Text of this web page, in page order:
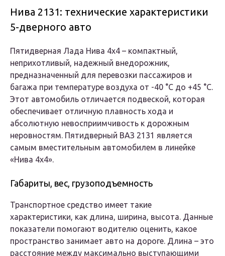
Нива 2131: технические характеристики
5-дверного авто
Пятидверная Лада Нива 4х4 – компактный,
неприхотливый, надежный внедорожник,
предназначенный для перевозки пассажиров и
багажа при температуре воздуха от -40 °С до +45 °С.
Этот автомобиль отличается подвеской, которая
обеспечивает отличную плавность хода и
абсолютную невосприимчивость к дорожным
неровностям. Пятидверный ВАЗ 2131 является
самым вместительным автомобилем в линейке
«Нива 4х4».
Габариты, вес, грузоподъемность
Транспортное средство имеет такие
характеристики, как длина, ширина, высота. Данные
показатели помогают водителю оценить, какое
пространство занимает авто на дороге. Длина – это
расстояние между максимально выступающими